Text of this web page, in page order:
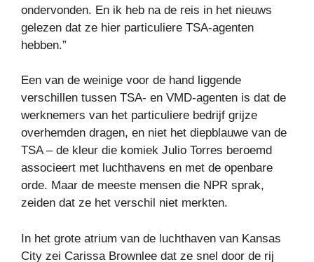
ondervonden. En ik heb na de reis in het nieuws
gelezen dat ze hier particuliere TSA-agenten
hebben.”
Een van de weinige voor de hand liggende
verschillen tussen TSA- en VMD-agenten is dat de
werknemers van het particuliere bedrijf grijze
overhemden dragen, en niet het diepblauwe van de
TSA – de kleur die komiek Julio Torres beroemd
associeert met luchthavens en met de openbare
orde. Maar de meeste mensen die NPR sprak,
zeiden dat ze het verschil niet merkten.
In het grote atrium van de luchthaven van Kansas
City zei Carissa Brownlee dat ze snel door de rij